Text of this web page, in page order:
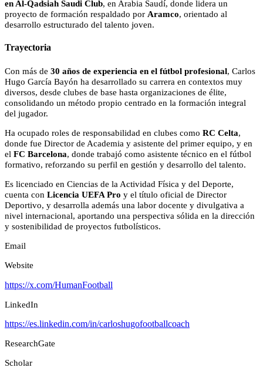
en Al-Qadsiah Saudi Club, en Arabia Saudí, donde lidera un
proyecto de formación respaldado por Aramco, orientado al
desarrollo estructurado del talento joven.
Trayectoria
Con más de 30 años de experiencia en el fútbol profesional, Carlos
Hugo García Bayón ha desarrollado su carrera en contextos muy
diversos, desde clubes de base hasta organizaciones de élite,
consolidando un método propio centrado en la formación integral
del jugador.
Ha ocupado roles de responsabilidad en clubes como RC Celta,
donde fue Director de Academia y asistente del primer equipo, y en
el FC Barcelona, donde trabajó como asistente técnico en el fútbol
formativo, reforzando su perfil en gestión y desarrollo del talento.
Es licenciado en Ciencias de la Actividad Física y del Deporte,
cuenta con Licencia UEFA Pro y el título oficial de Director
Deportivo, y desarrolla además una labor docente y divulgativa a
nivel internacional, aportando una perspectiva sólida en la dirección
y sostenibilidad de proyectos futbolísticos.
Email
Website
https://x.com/HumanFootball
LinkedIn
https://es.linkedin.com/in/carloshugofootballcoach
ResearchGate
Scholar